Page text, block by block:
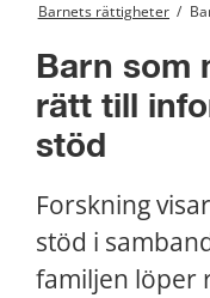
Barnets rättigheter /
Barn som
rätt till
stöd
Forskning
stöd i
familjen löper